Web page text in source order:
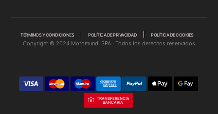
TÉRMINOS Y CONDICIONES POLÍTICA DE PRIVACIDAD POLÍTICA DE COOKIES
Copyright © 2024 Motomundi SPA · Todos los derechos reservados
TRANSFERENCIA
BANCARIA